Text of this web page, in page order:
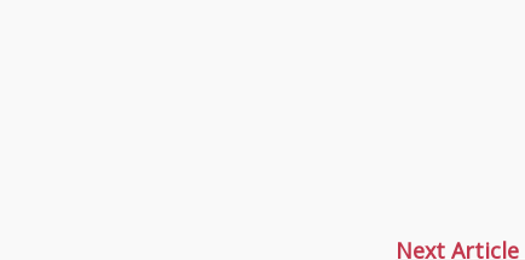
Next Article